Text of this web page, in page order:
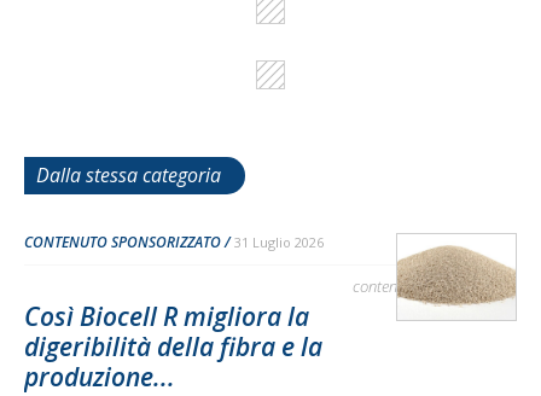
Dalla stessa categoria
CONTENUTO SPONSORIZZATO 31 Luglio 2026
contenuto sponsorizzato
Così Biocell R migliora la
digeribilità della fibra e la
produzione...